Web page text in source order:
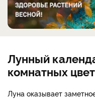
Лунный
комнатных
Луна оказывает